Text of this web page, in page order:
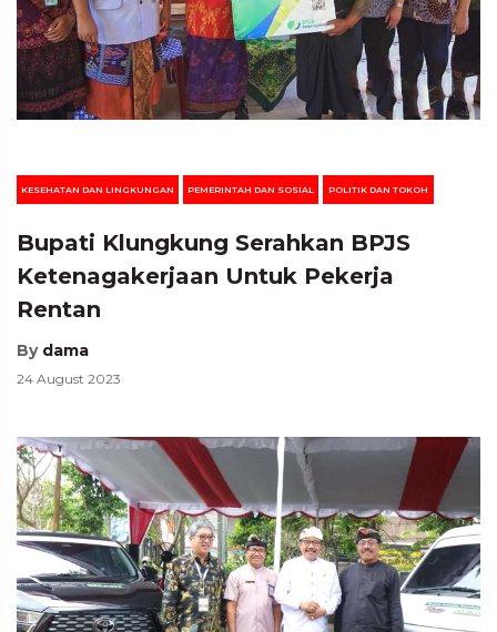
KESEHATAN DAN LINGKUNGAN PEMERINTAH DAN SOSIAL POLITIK DAN TOKOH
Bupati Klungkung Serahkan BPJS
Ketenagakerjaan Untuk Pekerja
Rentan
By dama
24 August 2023